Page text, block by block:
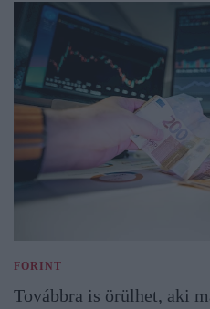
FORINT
Továbbra is örülhet, aki